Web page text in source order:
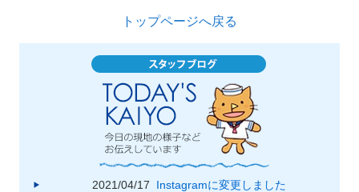
トップページへ戻る
2021/04/17
Instagramに変更しました